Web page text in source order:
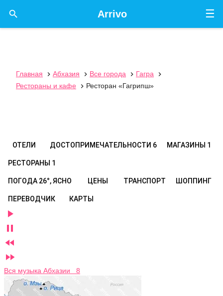
☰
Arrivo

Главная  Абхазия  Все города  Гагра

Рестораны и кафе
 Ресторан «Гагрипш»
ОТЕЛИ ДОСТОПРИМЕЧАТЕЛЬНОСТИ 6 МАГАЗИНЫ 1
РЕСТОРАНЫ 1
ПОГОДА 26°, ЯСНО ЦЕНЫ ТРАНСПОРТ ШОППИНГ
ПЕРЕВОДЧИК КАРТЫ




Вся музыка Абхазии 8